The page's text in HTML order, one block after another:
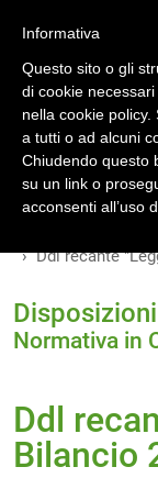
Home
Normativa
Ddl recante
Normativa in
Ddl
Bilancio
Informativa
Questo sito o gli
di cookie
nella cookie
a tutti o ad alcuni
Chiudendo questo
su un link o
acconsenti all’uso